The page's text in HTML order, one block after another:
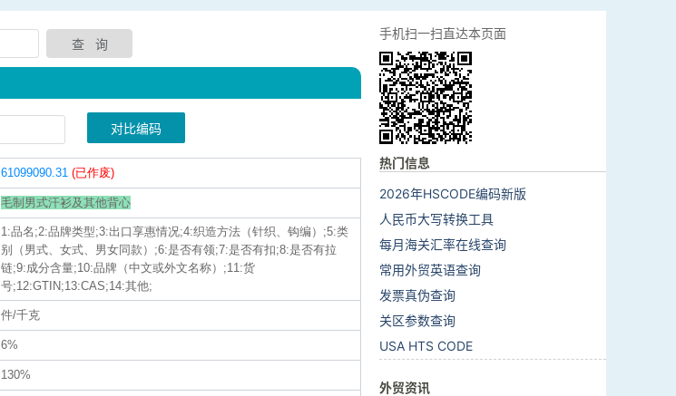
对比编码
61099090.31 (已作废)
毛制男式汗衫及其他背心
1:品名;2:品牌类型;3:出口享惠情况;4:织造方法（针织、钩编）;5:类
别（男式、女式、男女同款）;6:是否有领;7:是否有扣;8:是否有拉
链;9:成分含量;10:品牌（中文或外文名称）;11:货
号;12:GTIN;13:CAS;14:其他;
件/千克
6%
130%
手机扫一扫直达本页面
热门信息
2026年HSCODE编码新版
人民币大写转换工具
每月海关汇率在线查询
常用外贸英语查询
发票真伪查询
关区参数查询
USA HTS CODE
外贸资讯